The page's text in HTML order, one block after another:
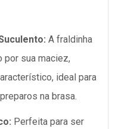
A fraldinha
por sua maciez,
ideal para
na brasa.
Perfeita para ser